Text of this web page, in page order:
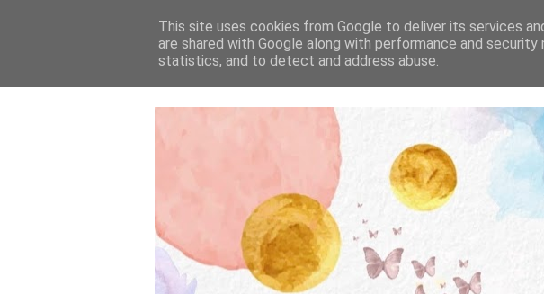
STRONA GŁÓWNA
This site uses cookies from Google to deliver its services
are shared with Google along with performance and
statistics, and to detect and address abuse.